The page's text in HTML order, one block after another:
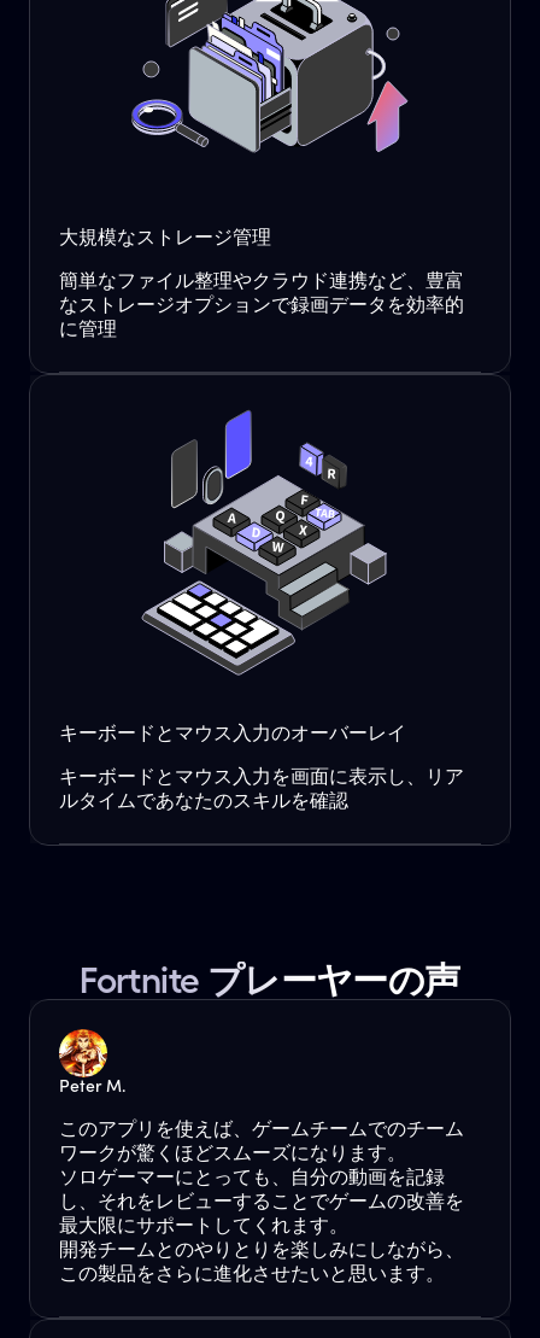
大規模なストレージ管理
簡単なファイル整理やクラウド連携など、豊富
なストレージオプションで録画データを効率的
に管理
キーボードとマウス入力のオーバーレイ
キーボードとマウス入力を画面に表示し、リア
ルタイムであなたのスキルを確認
Fortnite プレーヤーの声
Peter M.
このアプリを使えば、ゲームチームでのチーム
ワークが驚くほどスムーズになります。
ソロゲーマーにとっても、自分の動画を記録
し、それをレビューすることでゲームの改善を
最大限にサポートしてくれます。
開発チームとのやりとりを楽しみにしながら、
この製品をさらに進化させたいと思います。